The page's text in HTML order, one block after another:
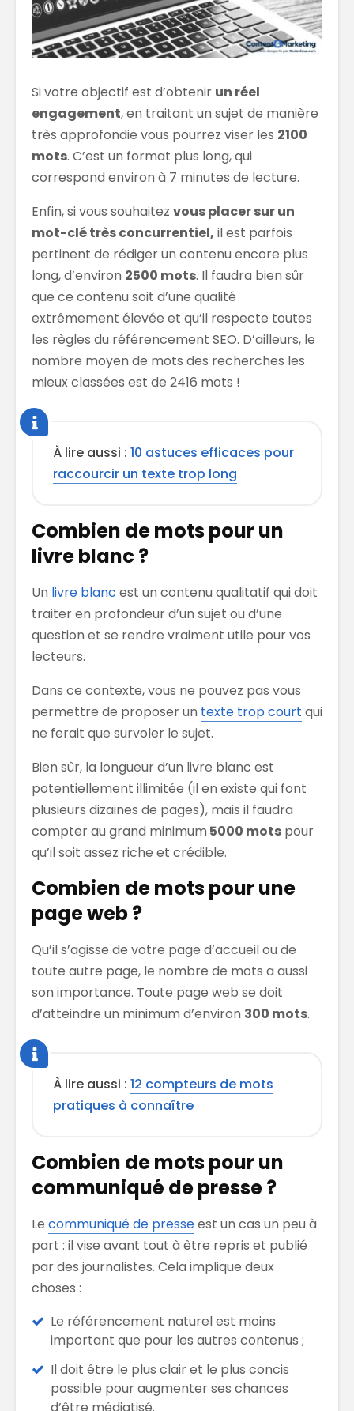
Si votre objectif est d’obtenir un réel
engagement, en traitant un sujet de manière
très approfondie vous pourrez viser les 2100
mots. C’est un format plus long, qui
correspond environ à 7 minutes de lecture.
Enfin, si vous souhaitez vous placer sur un
mot-clé très concurrentiel, il est parfois
pertinent de rédiger un contenu encore plus
long, d’environ 2500 mots. Il faudra bien sûr
que ce contenu soit d’une qualité
extrêmement élevée et qu’il respecte toutes
les règles du référencement SEO. D’ailleurs, le
nombre moyen de mots des recherches les
mieux classées est de 2416 mots !
À lire aussi : 10 astuces efficaces pour
raccourcir un texte trop long
Combien de mots pour un
livre blanc ?
Un livre blanc est un contenu qualitatif qui doit
traiter en profondeur d’un sujet ou d’une
question et se rendre vraiment utile pour vos
lecteurs.
Dans ce contexte, vous ne pouvez pas vous
permettre de proposer un texte trop court qui
ne ferait que survoler le sujet.
Bien sûr, la longueur d’un livre blanc est
potentiellement illimitée (il en existe qui font
plusieurs dizaines de pages), mais il faudra
compter au grand minimum 5000 mots pour
qu’il soit assez riche et crédible.
Combien de mots pour une
page web ?
Qu’il s’agisse de votre page d’accueil ou de
toute autre page, le nombre de mots a aussi
son importance. Toute page web se doit
d’atteindre un minimum d’environ 300 mots.
À lire aussi : 12 compteurs de mots
pratiques à connaître
Combien de mots pour un
communiqué de presse ?
Le communiqué de presseest un cas un peu à
part : il vise avant tout à être repris et publié
par des journalistes. Cela implique deux
choses :
Le référencement naturel est moins
important que pour les autres contenus ;
Il doit être le plus clair et le plus concis
possible pour augmenter ses chances
d’être médiatisé.